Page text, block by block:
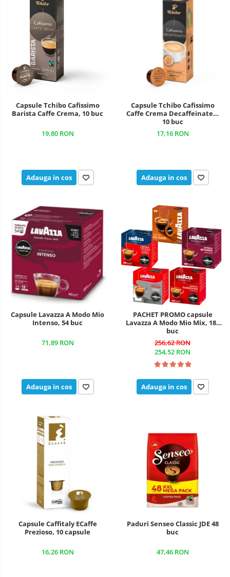
Capsule Tchibo Cafissimo
Barista Caffe Crema, 10 buc
19,80 RON
Adauga in cos
Capsule Tchibo Cafissimo
Caffe Crema Decaffeinated,
10 buc
17,16 RON
Adauga in cos
Capsule Lavazza A Modo Mio
Intenso, 54 buc
71,89 RON
Adauga in cos
PACHET PROMO capsule
Lavazza A Modo Mio Mix, 180
buc
256,62 RON
254,52 RON
Adauga in cos
Capsule Caffitaly ECaffe
Prezioso, 10 capsule
16,26 RON
Paduri Senseo Classic JDE 48
buc
47,46 RON